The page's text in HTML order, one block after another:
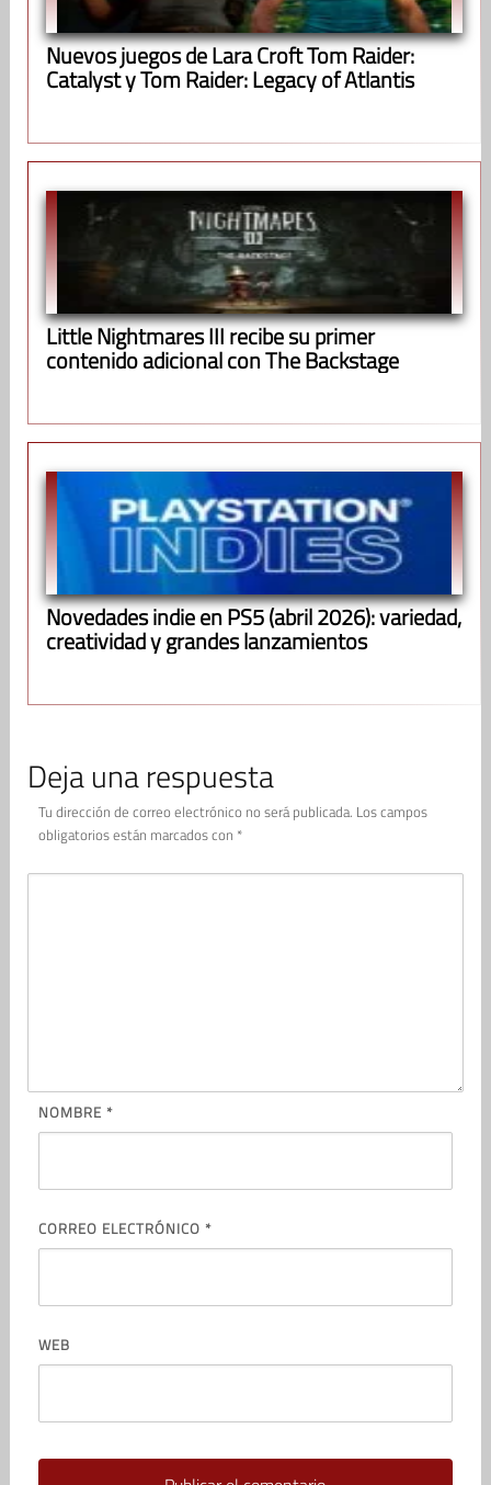
Nuevos juegos de Lara Croft Tom Raider:
Catalyst y Tom Raider: Legacy of Atlantis
Little Nightmares III recibe su primer
contenido adicional con The Backstage
Novedades indie en PS5 (abril 2026): variedad,
creatividad y grandes lanzamientos
Deja una respuesta
Tu dirección de correo electrónico no será publicada. Los campos
obligatorios están marcados con *
NOMBRE *
CORREO ELECTRÓNICO *
WEB